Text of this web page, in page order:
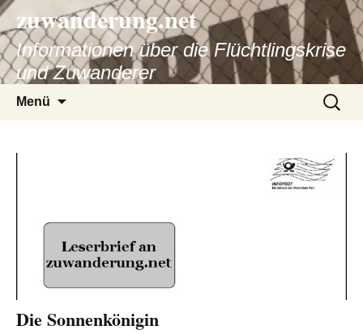
zuwanderung.net
Informationen über die Flüchtlingskrise
und Zuwanderer
Menü
Suche
nach:
Die Sonnenkönigin